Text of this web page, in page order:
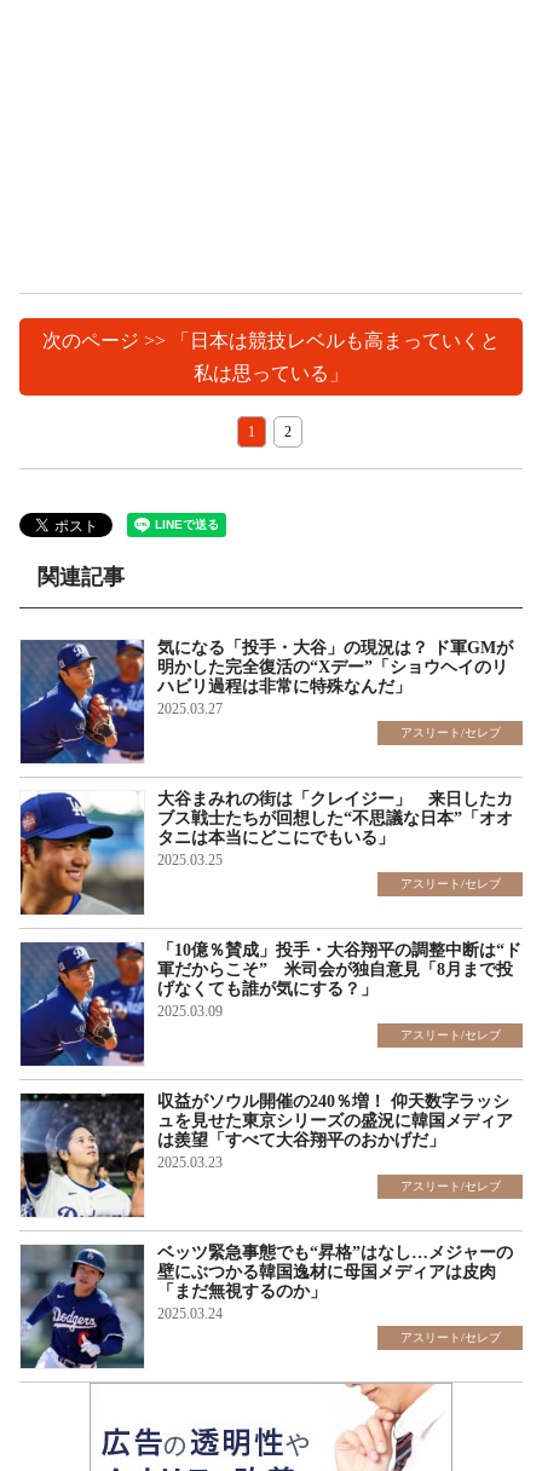
次のページ >> 「日本は競技レベルも高まっていくと
私は思っている」
1 2
関連記事
気になる「投手・大谷」の現況は？ ド軍GMが
明かした完全復活の“Xデー”「ショウヘイのリ
ハビリ過程は非常に特殊なんだ」
2025.03.27
アスリート/セレブ
大谷まみれの街は「クレイジー」 来日したカ
ブス戦士たちが回想した“不思議な日本”「オオ
タニは本当にどこにでもいる」
2025.03.25
アスリート/セレブ
「10億％賛成」投手・大谷翔平の調整中断は“ド
軍だからこそ” 米司会が独自意見「8月まで投
げなくても誰が気にする？」
2025.03.09
アスリート/セレブ
収益がソウル開催の240％増！ 仰天数字ラッシ
ュを見せた東京シリーズの盛況に韓国メディア
は羨望「すべて大谷翔平のおかげだ」
2025.03.23
アスリート/セレブ
ベッツ緊急事態でも“昇格”はなし…メジャーの
壁にぶつかる韓国逸材に母国メディアは皮肉
「まだ無視するのか」
2025.03.24
アスリート/セレブ